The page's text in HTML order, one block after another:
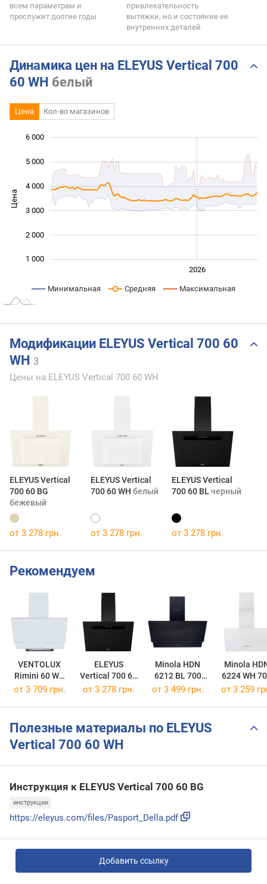
всем параметрам и
прослужит долгие годы
привлекательность
вытяжки, но и состояние ее
внутренних деталей
Динамика цен на ELEYUS Vertical 700
60 WH белый
Цена Кол-во магазинов
Цена
1 000
2 000
3 000
4 000
6 000
5 000
2026
Минимальная Средняя Максимальная
Модификации ELEYUS Vertical 700 60
WH 3
Цены на ELEYUS Vertical 700 60 WH
ELEYUS Vertical
700 60 BG
бежевый
ELEYUS Vertical
700 60 WH белый
ELEYUS Vertical
700 60 BL черный
от 3 278 грн. от 3 278 грн. от 3 278 грн.
Рекомендуем
VENTOLUX
Rimini 60 WH
650 PB SL
ELEYUS
Vertical 700 60
BL
Minola HDN
6212 BL 700
LED
Minola
6224 WH
LED
от 3 709 грн. от 3 278 грн. от 3 499 грн. от 3 259
Полезные материалы по ELEYUS
Vertical 700 60 WH
Инструкция к ELEYUS Vertical 700 60 BG
инструкции
https://eleyus.com/files/Pasport_Della.pdf
Добавить ссылку